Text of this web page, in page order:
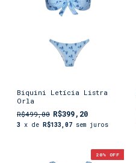
Biquini Letícia Listra
Orla
R$499,00 R$399,20
3 x de R$133,07 sem juros
20% OFF